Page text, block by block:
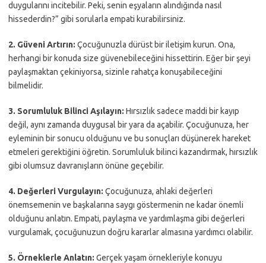
duygularını incitebilir. Peki, senin eşyaların alındığında nasıl
hissederdin?” gibi sorularla empati kurabilirsiniz.
2. Güveni Artırın: Çocuğunuzla dürüst bir iletişim kurun. Ona,
herhangi bir konuda size güvenebileceğini hissettirin. Eğer bir şeyi
paylaşmaktan çekiniyorsa, sizinle rahatça konuşabileceğini
bilmelidir.
3. Sorumluluk Bilinci Aşılayın: Hırsızlık sadece maddi bir kayıp
değil, aynı zamanda duygusal bir yara da açabilir. Çocuğunuza, her
eyleminin bir sonucu olduğunu ve bu sonuçları düşünerek hareket
etmeleri gerektiğini öğretin. Sorumluluk bilinci kazandırmak, hırsızlık
gibi olumsuz davranışların önüne geçebilir.
4. Değerleri Vurgulayın: Çocuğunuza, ahlaki değerleri
önemsemenin ve başkalarına saygı göstermenin ne kadar önemli
olduğunu anlatın. Empati, paylaşma ve yardımlaşma gibi değerleri
vurgulamak, çocuğunuzun doğru kararlar almasına yardımcı olabilir.
5. Örneklerle Anlatın: Gerçek yaşam örnekleriyle konuyu